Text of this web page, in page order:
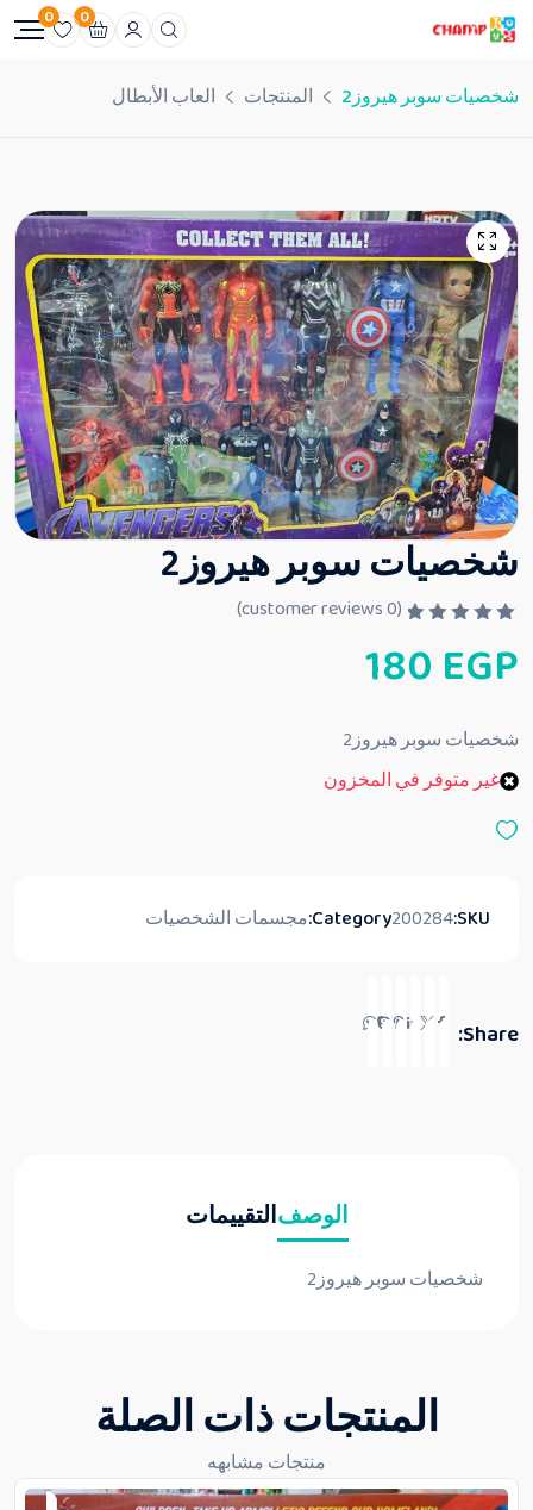
0
0
شخصيات سوبر هيروز2 المنتجات العاب الأبطال
شخصيات سوبر هيروز2
م
ا
ي
م
ن
(
0
180 EGP
شخصيات سوبر هيروز2
غير متوفر في المخزون
SKU:
200284
Category: مجسمات الشخصيات
Share:
الوصفالتقييمات
شخصيات سوبر هيروز2
المنتجات ذات الصلة
منتجات مشابهه